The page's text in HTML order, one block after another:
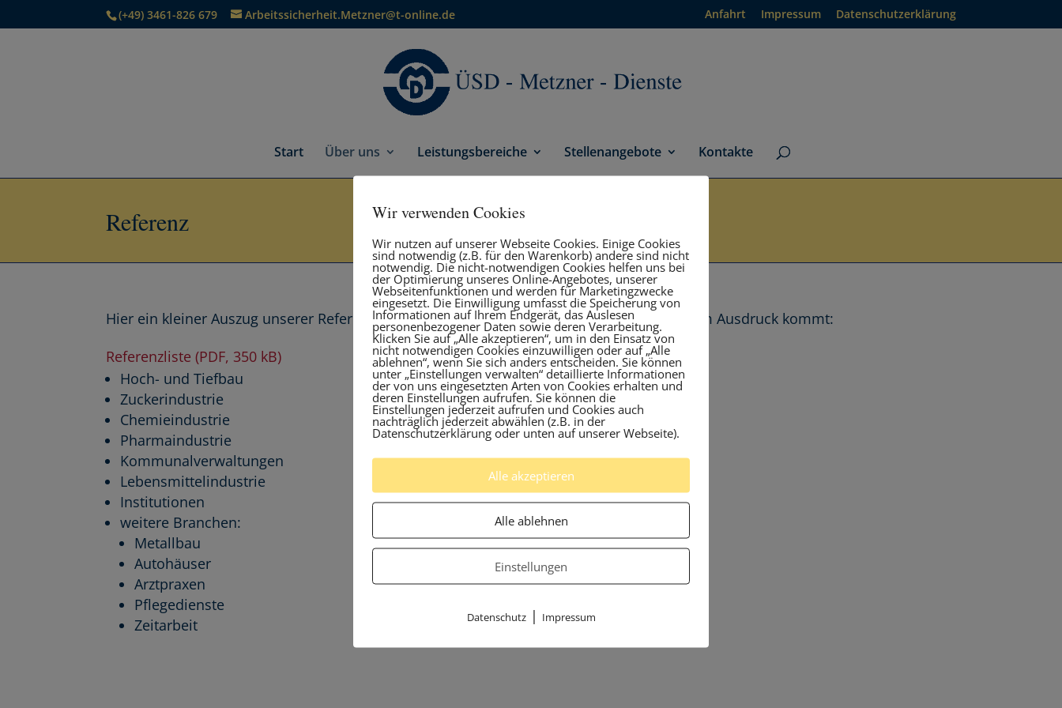
(+49) 3461-826 679 Arbeitssicherheit.Metzner@t-online.de Anfahrt Impressum Datenschutzerklärung
Start Über uns Leistungsbereiche Stellenangebote Kontakte
Referenz
Hier ein kleiner Auszug unserer Referenzen, wo unsere Leistungsfähigkeit und Qualität zum Ausdruck kommt:
Referenzliste (PDF, 350 kB)
Hoch- und Tiefbau
Zuckerindustrie
Chemieindustrie
Pharmaindustrie
Kommunalverwaltungen
Lebensmittelindustrie
Institutionen
weitere Branchen:
Metallbau
Autohäuser
Arztpraxen
Pflegedienste
Zeitarbeit
Wir verwenden Cookies
Wir nutzen auf unserer Webseite Cookies. Einige Cookies
sind notwendig (z.B. für den Warenkorb) andere sind nicht
notwendig. Die nicht-notwendigen Cookies helfen uns bei
der Optimierung unseres Online-Angebotes, unserer
Webseitenfunktionen und werden für Marketingzwecke
eingesetzt. Die Einwilligung umfasst die Speicherung von
Informationen auf Ihrem Endgerät, das Auslesen
personenbezogener Daten sowie deren Verarbeitung.
Klicken Sie auf „Alle akzeptieren“, um in den Einsatz von
nicht notwendigen Cookies einzuwilligen oder auf „Alle
ablehnen“, wenn Sie sich anders entscheiden. Sie können
unter „Einstellungen verwalten“ detaillierte Informationen
der von uns eingesetzten Arten von Cookies erhalten und
deren Einstellungen aufrufen. Sie können die
Einstellungen jederzeit aufrufen und Cookies auch
nachträglich jederzeit abwählen (z.B. in der
Datenschutzerklärung oder unten auf unserer Webseite).
Alle akzeptieren
Alle ablehnen
Einstellungen
Datenschutz| Impressum